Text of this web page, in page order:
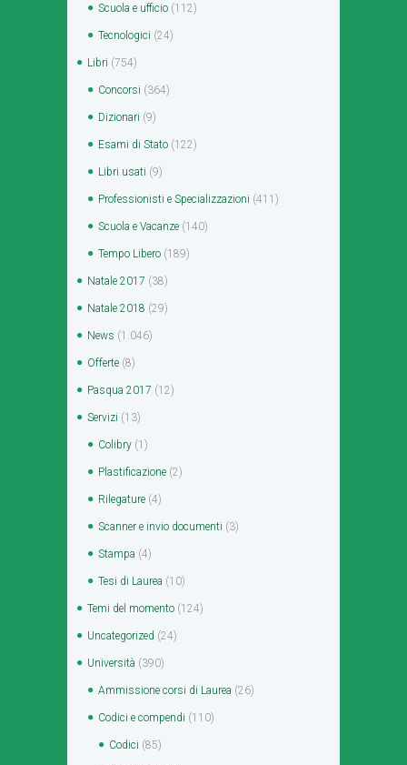
Scuola e ufficio (112)
Tecnologici (24)
Libri (754)
Concorsi (364)
Dizionari (9)
Esami di Stato (122)
Libri usati (9)
Professionisti e Specializzazioni (411)
Scuola e Vacanze (140)
Tempo Libero (189)
Natale 2017 (38)
Natale 2018 (29)
News (1.046)
Offerte (8)
Pasqua 2017 (12)
Servizi (13)
Colibry (1)
Plastificazione (2)
Rilegature (4)
Scanner e invio documenti (3)
Stampa (4)
Tesi di Laurea (10)
Temi del momento (124)
Uncategorized (24)
Università (390)
Ammissione corsi di Laurea (26)
Codici e compendi (110)
Codici (85)